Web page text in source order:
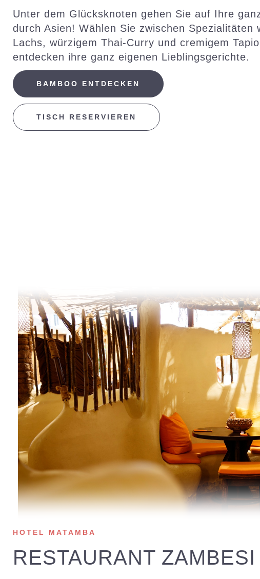
Unter dem Glücksknoten gehen Sie auf Ihre
durch Asien! Wählen Sie zwischen Spezialitäten
Lachs, würzigem Thai-Curry und cremigem
entdecken ihre ganz eigenen Lieblingsgerichte.
BAMBOO ENTDECKEN
TISCH RESERVIEREN
HOTEL MATAMBA
RESTAURANT ZAMBESI